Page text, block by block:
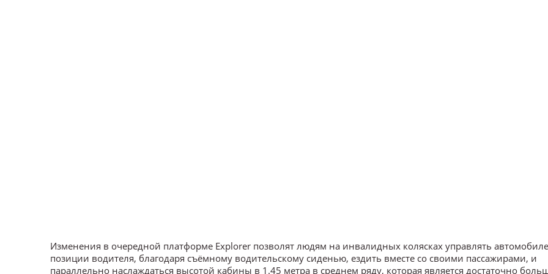
Изменения в очередной платформе Explorer позволят людям на инвалидных колясках управлять
позиции водителя, благодаря съёмному водительскому сиденью, ездить вместе со своими пассажирами, и
параллельно наслаждаться высотой кабины в 1.45 метра в среднем ряду, которая является достаточно